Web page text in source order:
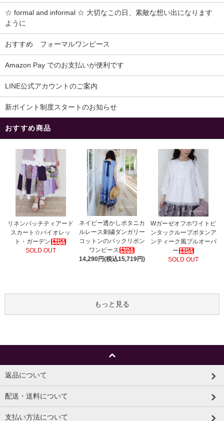
☆ formal and informal ☆ 大切なこの日、素敵な想い出になります
ように
おすすめ フォーマルワンピース
Amazon Pay でのお支払いが便利です
LINE公式アカウントのご案内
新ポイント制度スタートのお知らせ
おすすめ商品
リネンパッチティアード
スカート☆バイオレッ
ト・ガーデン
SOLD OUT
ネイビー透かしボタニカ
ルレース刺繍ダンガリー
コットンのバックリボン
ワンピース
14,290円(税込15,719円)
Wガーゼオフホワイトピ
ンタックループボタンア
ンティーク風プルオーバ
ー
SOLD OUT
もっと見る
返品について
配送・送料について
支払い方法について